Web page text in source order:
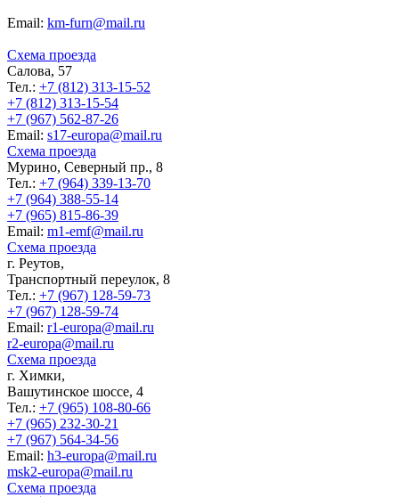
Еmail: km-furn@mail.ru
Схема проезда
Салова, 57
Тел.: +7 (812) 313-15-52
+7 (812) 313-15-54
+7 (967) 562-87-26
Еmail: s17-europa@mail.ru
Схема проезда
Мурино, Северный пр., 8
Тел.: +7 (964) 339-13-70
+7 (964) 388-55-14
+7 (965) 815-86-39
Еmail: m1-emf@mail.ru
Схема проезда
г. Реутов,
Транспортный переулок, 8
Тел.: +7 (967) 128-59-73
+7 (967) 128-59-74
Еmail: r1-europa@mail.ru
r2-europa@mail.ru
Схема проезда
г. Химки,
Вашутинское шоссе, 4
Тел.: +7 (965) 108-80-66
+7 (965) 232-30-21
+7 (967) 564-34-56
Еmail: h3-europa@mail.ru
msk2-europa@mail.ru
Схема проезда